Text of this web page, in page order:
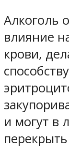
Алкоголь
влияние
крови,
и могут в